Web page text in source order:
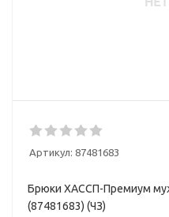
Артикул: 87481683
Брюки ХАССП-Премиум
(87481683) (ЧЗ)